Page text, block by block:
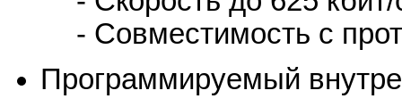
- Совместимость с
Программируемый